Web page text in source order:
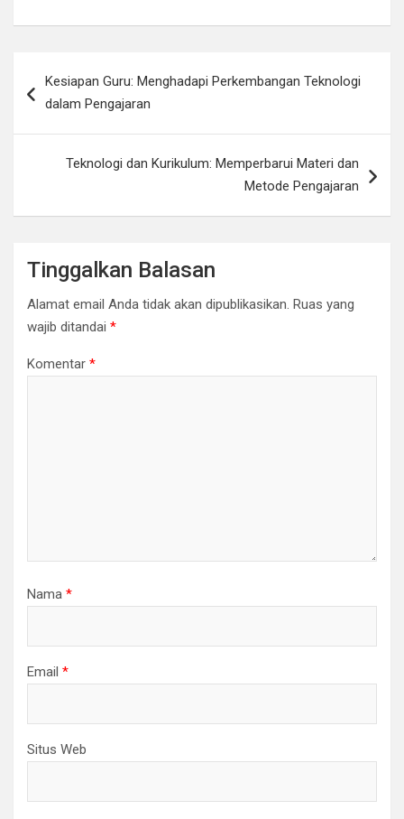
posKesiapan Guru: Menghadapi Perkembangan Teknologi
dalam Pengajaran
Teknologi dan Kurikulum: Memperbarui Materi dan
Metode Pengajaran
Tinggalkan Balasan
Alamat email Anda tidak akan dipublikasikan. Ruas yang
wajib ditandai *
Komentar *
Nama *
Email *
Situs Web